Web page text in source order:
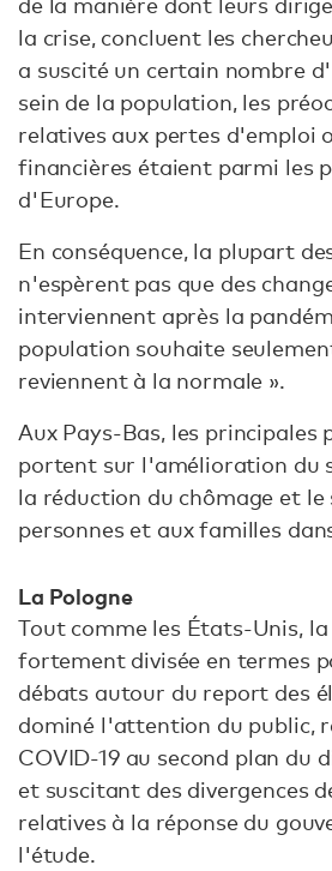
la crise, concluent les
a suscité un certain nombre
sein de la population, les
relatives aux pertes d'emploi
financières étaient parmi les
d'Europe.
En conséquence, la plupart
n'espèrent pas que des
interviennent après la
population souhaite
reviennent à la normale ».
Aux Pays-Bas, les
portent sur l'amélioration du
la réduction du chômage et le
personnes et aux familles
La Pologne
Tout comme les États-Unis,
fortement divisée en termes
débats autour du report des
dominé l'attention du public,
COVID-19 au second plan du
et suscitant des divergences
relatives à la réponse du
l'étude.